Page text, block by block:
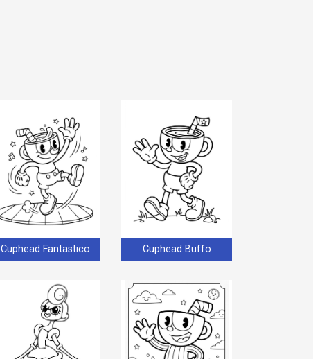
Cuphead Fantastico Cuphead Buffo